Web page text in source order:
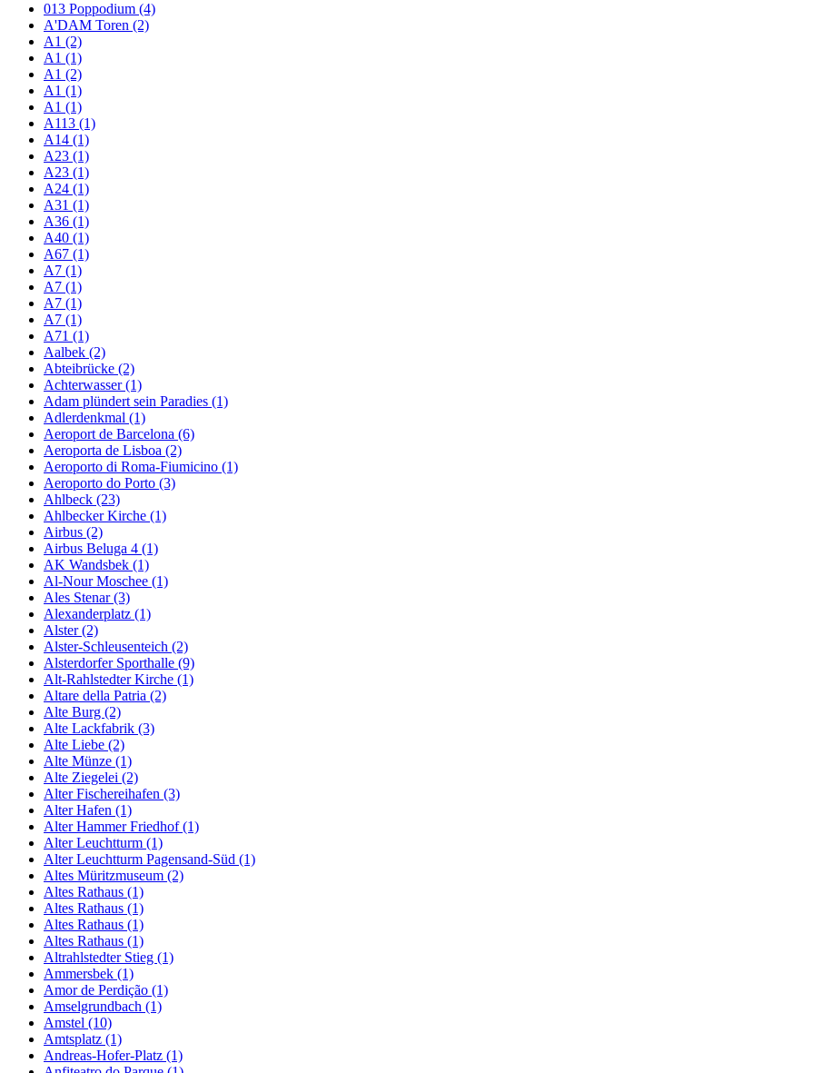
013 Poppodium (4)
A'DAM Toren (2)
A1 (2)
A1 (1)
A1 (2)
A1 (1)
A1 (1)
A113 (1)
A14 (1)
A23 (1)
A23 (1)
A24 (1)
A31 (1)
A36 (1)
A40 (1)
A67 (1)
A7 (1)
A7 (1)
A7 (1)
A7 (1)
A71 (1)
Aalbek (2)
Abteibrücke (2)
Achterwasser (1)
Adam plündert sein Paradies (1)
Adlerdenkmal (1)
Aeroport de Barcelona (6)
Aeroporta de Lisboa (2)
Aeroporto di Roma-Fiumicino (1)
Aeroporto do Porto (3)
Ahlbeck (23)
Ahlbecker Kirche (1)
Airbus (2)
Airbus Beluga 4 (1)
AK Wandsbek (1)
Al-Nour Moschee (1)
Ales Stenar (3)
Alexanderplatz (1)
Alster (2)
Alster-Schleusenteich (2)
Alsterdorfer Sporthalle (9)
Alt-Rahlstedter Kirche (1)
Altare della Patria (2)
Alte Burg (2)
Alte Lackfabrik (3)
Alte Liebe (2)
Alte Münze (1)
Alte Ziegelei (2)
Alter Fischereihafen (3)
Alter Hafen (1)
Alter Hammer Friedhof (1)
Alter Leuchtturm (1)
Alter Leuchtturm Pagensand-Süd (1)
Altes Müritzmuseum (2)
Altes Rathaus (1)
Altes Rathaus (1)
Altes Rathaus (1)
Altes Rathaus (1)
Altrahlstedter Stieg (1)
Ammersbek (1)
Amor de Perdição (1)
Amselgrundbach (1)
Amstel (10)
Amtsplatz (1)
Andreas-Hofer-Platz (1)